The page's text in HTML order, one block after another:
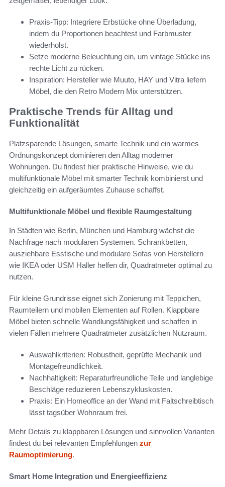
Praxis-Tipp: Integriere Erbstücke ohne Überladung,
indem du Proportionen beachtest und Farbmuster
wiederholst.
Setze moderne Beleuchtung ein, um vintage Stücke ins
rechte Licht zu rücken.
Inspiration: Hersteller wie Muuto, HAY und Vitra liefern
Möbel, die den Retro Modern Mix unterstützen.
Praktische Trends für Alltag und
Funktionalität
Platzsparende Lösungen, smarte Technik und ein warmes
Ordnungskonzept dominieren den Alltag moderner
Wohnungen. Du findest hier praktische Hinweise, wie du
multifunktionale Möbel mit smarter Technik kombinierst und
gleichzeitig ein aufgeräumtes Zuhause schaffst.
Multifunktionale Möbel und flexible Raumgestaltung
In Städten wie Berlin, München und Hamburg wächst die
Nachfrage nach modularen Systemen. Schrankbetten,
ausziehbare Esstische und modulare Sofas von Herstellern
wie IKEA oder USM Haller helfen dir, Quadratmeter optimal zu
nutzen.
Für kleine Grundrisse eignet sich Zonierung mit Teppichen,
Raumteilern und mobilen Elementen auf Rollen. Klappbare
Möbel bieten schnelle Wandlungsfähigkeit und schaffen in
vielen Fällen mehrere Quadratmeter zusätzlichen Nutzraum.
Auswahlkriterien: Robustheit, geprüfte Mechanik und
Montagefreundlichkeit.
Nachhaltigkeit: Reparaturfreundliche Teile und langlebige
Beschläge reduzieren Lebenszykluskosten.
Praxis: Ein Homeoffice an der Wand mit Faltschreibtisch
lässt tagsüber Wohnraum frei.
Mehr Details zu klappbaren Lösungen und sinnvollen Varianten
findest du bei relevanten Empfehlungen zur
Raumoptimierung.
Smart Home Integration und Energieeffizienz